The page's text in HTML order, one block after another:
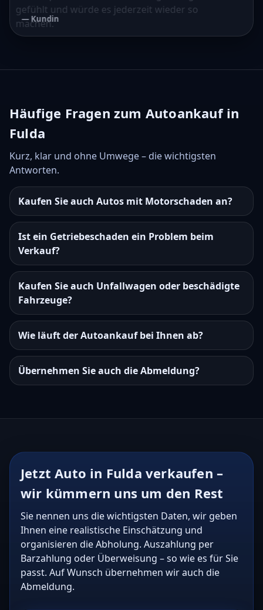
gefühlt und würde es jederzeit wieder so
machen.
— Kundin
Häufige Fragen zum Autoankauf in
Fulda
Kurz, klar und ohne Umwege – die wichtigsten
Antworten.
Kaufen Sie auch Autos mit Motorschaden an?
Ist ein Getriebeschaden ein Problem beim
Verkauf?
Kaufen Sie auch Unfallwagen oder beschädigte
Fahrzeuge?
Wie läuft der Autoankauf bei Ihnen ab?
Übernehmen Sie auch die Abmeldung?
Jetzt Auto in Fulda verkaufen –
wir kümmern uns um den Rest
Sie nennen uns die wichtigsten Daten, wir geben
Ihnen eine realistische Einschätzung und
organisieren die Abholung. Auszahlung per
Barzahlung oder Überweisung – so wie es für Sie
passt. Auf Wunsch übernehmen wir auch die
Abmeldung.